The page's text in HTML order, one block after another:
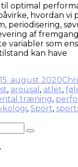
optimal
hvordan vi
periodisering,
af
variabler som
kan have
15. august 2020
, arousal , atlet,
træning,
, Sport,